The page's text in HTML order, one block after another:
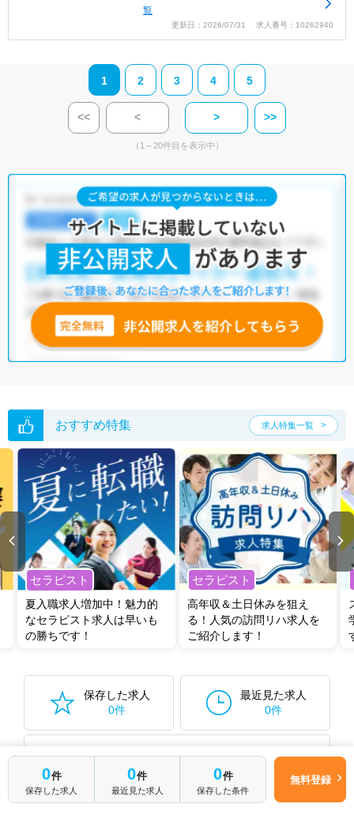
覧
更新日：2026/07/31 求人番号：10262940
1 2 3 4 5
<< < > >>
（1～20件目を表示中）
おすすめ特集 求人特集一覧
セラピスト
夏入職求人増加中！魅力的
なセラピスト求人は早いも
の勝ちです！
セラピスト
高年収＆土日休みを狙え
る！人気の訪問リハ求人を
ご紹介します！
保存した求人
0件
最近見た求人
0件
保存した検索条件から再検索する0件
0件
保存した求人
0件
最近見た求人
0件
保存した条件
無料登録